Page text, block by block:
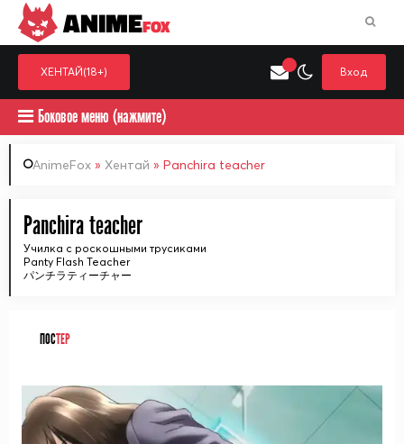
Выберите одну категорию для поиска
ANIMEFOX
ХЕНТАЙ(18+) Вход
Боковое меню (нажмите)
AnimeFox » Хентай » Panchira teacher
Panchira teacher
Училка с роскошными трусиками
Panty Flash Teacher
パンチラティーチャー
ПОСТЕР